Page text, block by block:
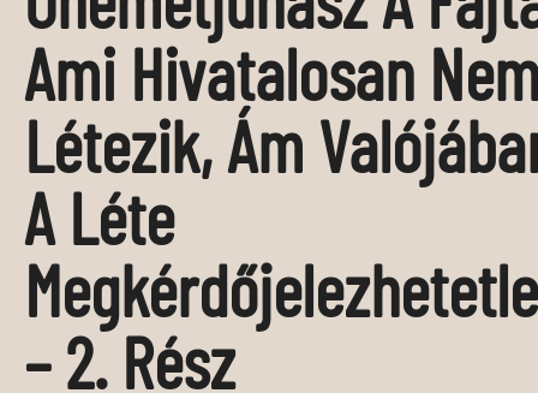
CUKI ÉLETKÉPEK NÖVÉNYEK
ÁLLATI
ÁLLATI ELEDELEK ÁLLATI FELSZERELÉSEK
ÁLLATI SZOLGÁLTATÁSOK
PR CIKKEK
MÉDIAAJÁNLAT
KAPCSOLAT
Ami Hivatalosan
Létezik, Ám
A Léte
– 2. Rész